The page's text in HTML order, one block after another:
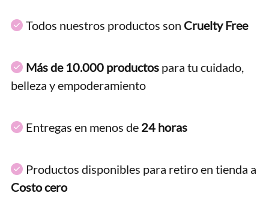
Todos nuestros productos son Cruelty Free
Más de 10.000 productos para tu cuidado,
belleza y empoderamiento
Entregas en menos de 24 horas
Productos disponibles para retiro en tienda a
Costo cero